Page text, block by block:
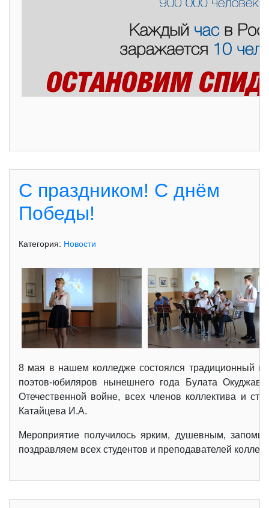
С праздником! С днём
Победы!
Категория: Новости
8 мая в нашем колледже состоялся традиционный
поэтов-юбиляров нынешнего года Булата
Отечественной войне, всех членов коллектива и
Катайцева И.А.
Мероприятие получилось ярким, душевным,
поздравляем всех студентов и преподавателей